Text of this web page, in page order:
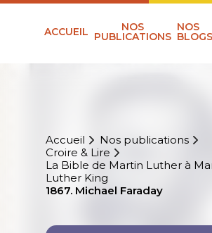
ACCUEIL NOS
PUBLICATIONS
NOS
BLOGS
Accueil
Nos publications
Croire & Lire
La Bible de Martin Luther à
Luther King
1867. Michael Faraday